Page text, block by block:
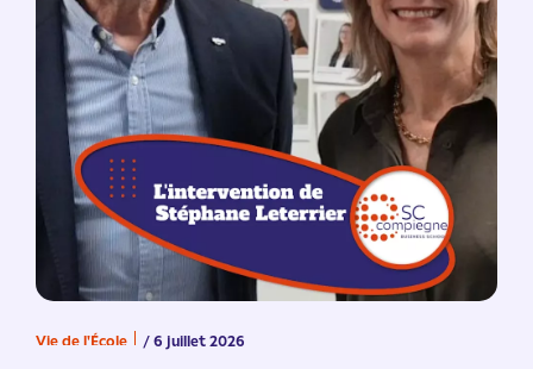
Vie de l'École / 6 juillet 2026